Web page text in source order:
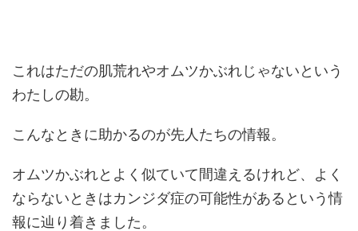
これはただの肌荒れやオムツかぶれじゃないという
わたしの勘。
こんなときに助かるのが先人たちの情報。
オムツかぶれとよく似ていて間違えるけれど、よく
ならないときはカンジダ症の可能性があるという情
報に辿り着きました。